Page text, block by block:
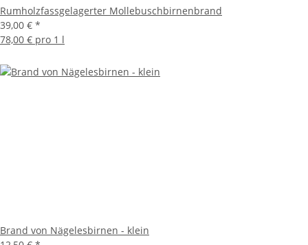
Rumholzfassgelagerter Mollebuschbirnenbrand
39,00 € *
78,00 € pro 1 l
Brand von Nägelesbirnen - klein